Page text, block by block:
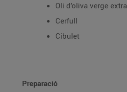
Oli d’oliva verge extra
Cerfull
Cibulet
Preparació